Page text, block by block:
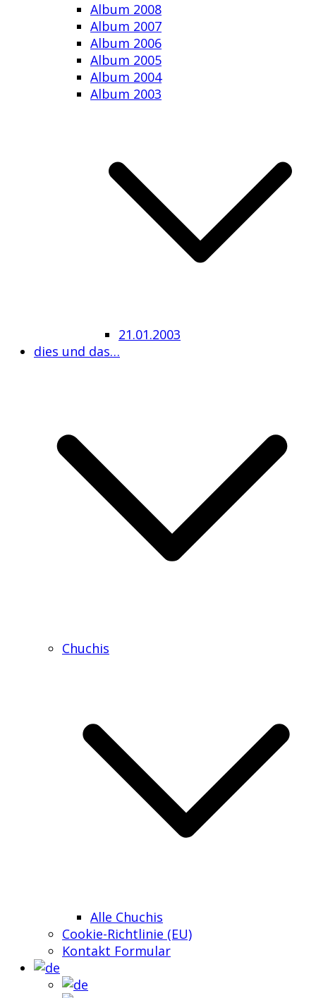
Album 2008
Album 2007
Album 2006
Album 2005
Album 2004
Album 2003
21.01.2003
dies und das…
Chuchis
Alle Chuchis
Cookie-Richtlinie (EU)
Kontakt Formular